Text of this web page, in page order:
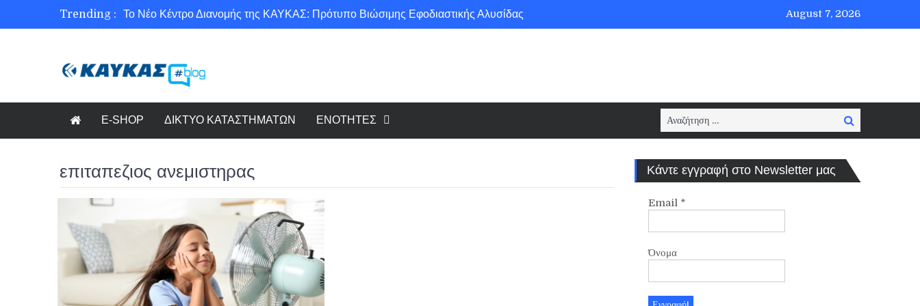
Trending :
Το Νέο Κέντρο Διανομής της ΚΑΥΚΑΣ: Πρότυπο Βιώσιμης Εφοδιαστικής Αλυσίδας
Ασφάλεια στο Διαδίκτυο για όλους!
August 7, 2026
E-SHOP ΔΙΚΤΥΟ ΚΑΤΑΣΤΗΜΑΤΩΝ ΕΝΟΤΗΤΕΣ
Search
for:
Search
επιταπεζιος ανεμιστηρας Κάντε εγγραφή στο Newsletter μας
Email *
Όνομα